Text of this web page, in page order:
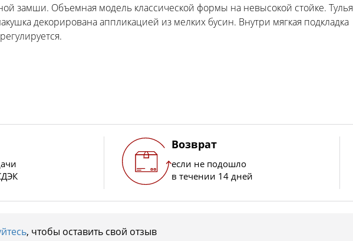
замши. Объемная модель классической формы на невысокой стойке. Тулья
декорирована аппликацией из мелких бусин. Внутри мягкая подкладка
Возврат
если не подошло
в течении 14 дней
, чтобы оставить свой отзыв